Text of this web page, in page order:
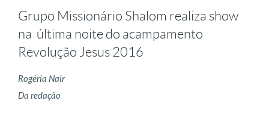
Grupo Missionário Shalom realiza show
na última noite do acampamento
Revolução Jesus 2016
Rogéria Nair
Da redação